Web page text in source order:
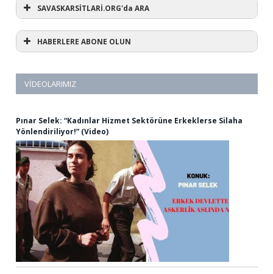
SAVASKARSİTLARİ.ORG'da ARA
HABERLERE ABONE OLUN
VIDEOLARIMIZ
Pınar Selek: “Kadınlar Hizmet Sektörüne Erkeklerse Silaha
Yönlendiriliyor!” (Video)